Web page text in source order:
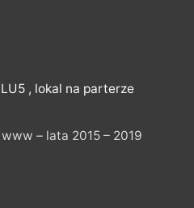
, lokal na parterze
– lata 2015 – 2019